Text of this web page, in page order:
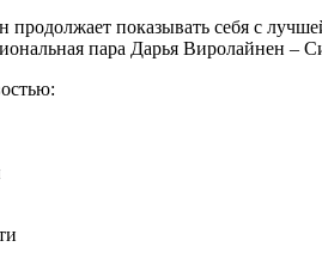
показывать себя с
пара Дарья Виролайнен –